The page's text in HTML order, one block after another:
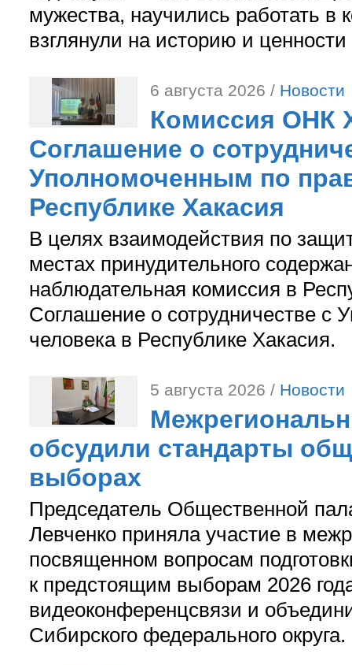
мужества, научились работать в
взглянули на историю и
6 августа 2026 / Новости
Комиссия ОНК
Соглашение о
Уполномоченным по
Республике Хакасия
В целях взаимодействия по
местах принудительного
наблюдательная комиссия в
Соглашение о сотрудничестве с
человека в Республике Хакасия.
5 августа 2026 / Новости
обсудили стандарты
выборах
Председатель Общественной
Левченко приняла участие в
посвященном вопросам
к предстоящим выборам 2026
видеоконференцсвязи и
Сибирского федерального округа.